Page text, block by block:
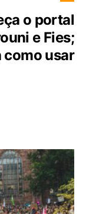
o portal
e Fies;
como usar